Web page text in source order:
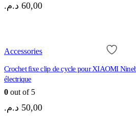
60,00 د.م.
Accessories
Crochet fixe clip de cycle pour XIAOMI
électrique
0 out of 5
50,00 د.م.